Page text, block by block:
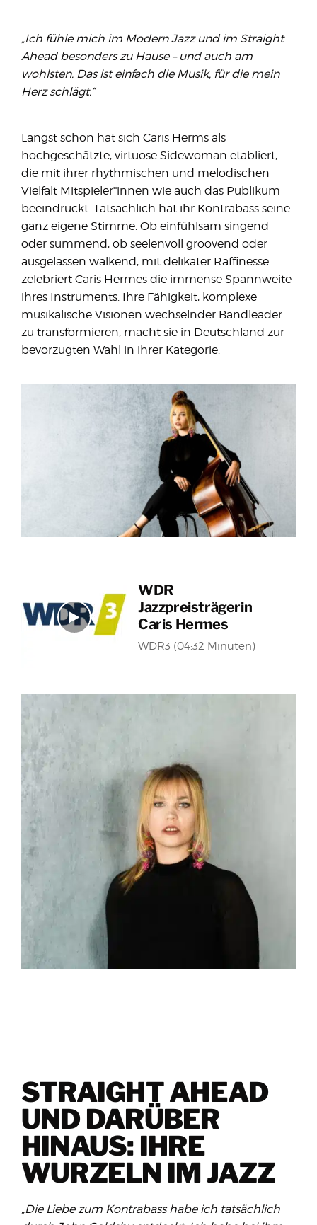
„Ich fühle mich im Modern Jazz und im Straight
Ahead besonders zu Hause – und auch am
wohlsten. Das ist einfach die Musik, für die mein
Herz schlägt.“
Längst schon hat sich Caris Herms als
hochgeschätzte, virtuose Sidewoman etabliert,
die mit ihrer rhythmischen und melodischen
Vielfalt Mitspieler*innen wie auch das Publikum
beeindruckt. Tatsächlich hat ihr Kontrabass seine
ganz eigene Stimme: Ob einfühlsam singend
oder summend, ob seelenvoll groovend oder
ausgelassen walkend, mit delikater Raffinesse
zelebriert Caris Hermes die immense Spannweite
ihres Instruments. Ihre Fähigkeit, komplexe
musikalische Visionen wechselnder Bandleader
zu transformieren, macht sie in Deutschland zur
bevorzugten Wahl in ihrer Kategorie.
WDR
Jazzpreisträgerin
Caris Hermes
WDR3 (04:32 Minuten)
STRAIGHT AHEAD
UND DARÜBER
HINAUS: IHRE
WURZELN IM JAZZ
„Die Liebe zum Kontrabass habe ich tatsächlich